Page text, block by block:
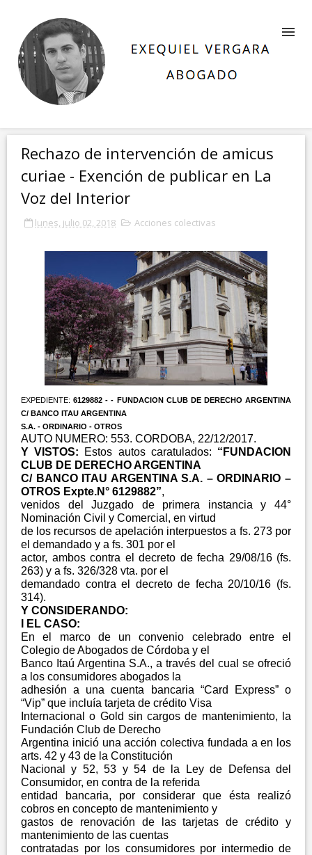
Rechazo de intervención de amicus
curiae - Exención de publicar en La
Voz del Interior
lunes, julio 02, 2018 Acciones colectivas
EXPEDIENTE:6129882 - - FUNDACION CLUB DE DERECHO ARGENTINA
C/ BANCO ITAU ARGENTINA
S.A. - ORDINARIO - OTROS
AUTO NUMERO: 553. CORDOBA, 22/12/2017.
Y VISTOS: Estos autos caratulados: “FUNDACION
CLUB DE DERECHO ARGENTINA
C/ BANCO ITAU ARGENTINA S.A. – ORDINARIO –
OTROS Expte.N° 6129882”,
venidos del Juzgado de primera instancia y 44°
Nominación Civil y Comercial, en virtud
de los recursos de apelación interpuestos a fs. 273 por
el demandado y a fs. 301 por el
actor, ambos contra el decreto de fecha 29/08/16 (fs.
263) y a fs. 326/328 vta. por el
demandado contra el decreto de fecha 20/10/16 (fs.
314).
Y CONSIDERANDO:
I EL CASO:
En el marco de un convenio celebrado entre el
Colegio de Abogados de Córdoba y el
Banco Itaú Argentina S.A., a través del cual se ofreció
a los consumidores abogados la
adhesión a una cuenta bancaria “Card Express” o
“Vip” que incluía tarjeta de crédito Visa
Internacional o Gold sin cargos de mantenimiento, la
Fundación Club de Derecho
Argentina inició una acción colectiva fundada a en los
arts. 42 y 43 de la Constitución
Nacional y 52, 53 y 54 de la Ley de Defensa del
Consumidor, en contra de la referida
entidad bancaria, por considerar que ésta realizó
cobros en concepto de mantenimiento y
gastos de renovación de las tarjetas de crédito y
mantenimiento de las cuentas
contratadas por los consumidores por intermedio de